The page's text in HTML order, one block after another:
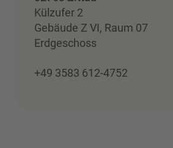
Külzufer 2
Gebäude Z VI, Raum 07
Erdgeschoss
+49 3583 612-4752